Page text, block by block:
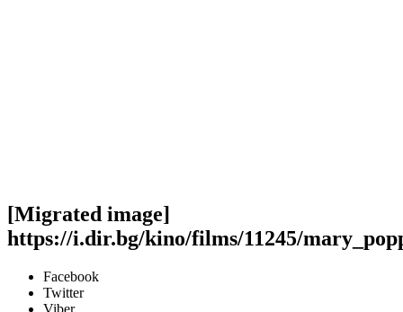
[Migrated image]
https://i.dir.bg/kino/films/11245/
Facebook
Twitter
Viber